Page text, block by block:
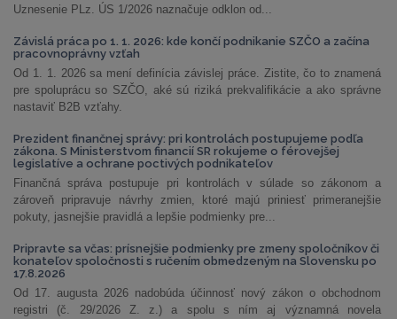
Uznesenie PLz. ÚS 1/2026 naznačuje odklon od...
Závislá práca po 1. 1. 2026: kde končí podnikanie SZČO a začína
pracovnoprávny vzťah
Od 1. 1. 2026 sa mení definícia závislej práce. Zistite, čo to znamená
pre spoluprácu so SZČO, aké sú riziká prekvalifikácie a ako správne
nastaviť B2B vzťahy.
Prezident finančnej správy: pri kontrolách postupujeme podľa
zákona. S Ministerstvom financií SR rokujeme o férovejšej
legislatíve a ochrane poctivých podnikateľov
Finančná správa postupuje pri kontrolách v súlade so zákonom a
zároveň pripravuje návrhy zmien, ktoré majú priniesť primeranejšie
pokuty, jasnejšie pravidlá a lepšie podmienky pre...
Pripravte sa včas: prísnejšie podmienky pre zmeny spoločníkov či
konateľov spoločnosti s ručením obmedzeným na Slovensku po
17.8.2026
Od 17. augusta 2026 nadobúda účinnosť nový zákon o obchodnom
registri (č. 29/2026 Z. z.) a spolu s ním aj významná novela